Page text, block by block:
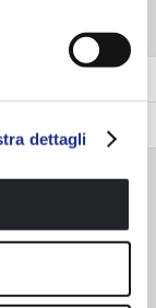
dettagli